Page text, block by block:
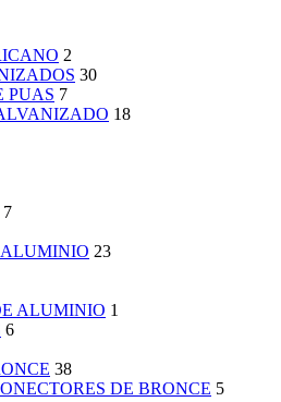
2
30
PUAS 7
18
7
ALUMINIO 23
ALUMINIO 1
6
38
DE BRONCE 5